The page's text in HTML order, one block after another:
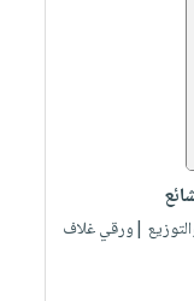
|ورقي غلاف